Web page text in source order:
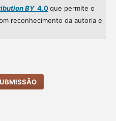
BY4.0que permite o
reconhecimento da autoria e